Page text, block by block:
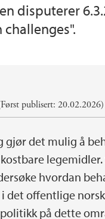
disputerer
publisert: 20.02.2026)
gjør det mulig å
hvordan
offentlige
på dette